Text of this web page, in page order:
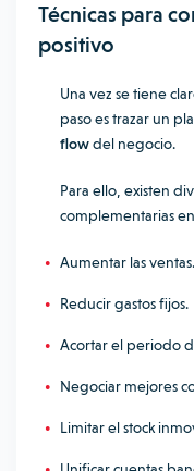
Técnicas para
positivo
Una vez se tiene
paso es trazar un
flowdel negocio.
Para ello, existen
complementarias
Aumentar las ventas.
Reducir gastos fijos.
Acortar el periodo
Negociar mejores
Limitar el stock